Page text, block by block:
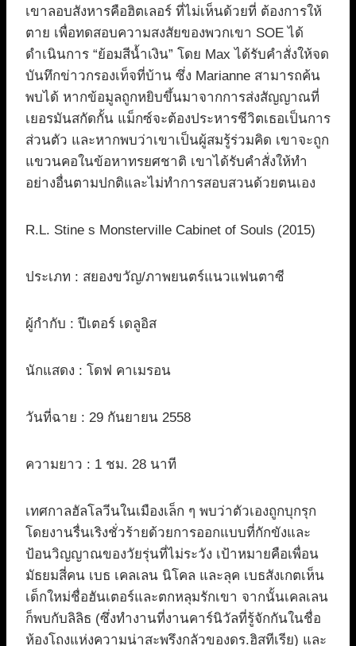
เขาลอบสังหารคือฮิตเลอร์ ที่ไม่เห็นด้วยที่ ต้องการให้
ตาย เพื่อทดสอบความสงสัยของพวกเขา SOE ได้
ดำเนินการ “ย้อมสีน้ำเงิน” โดย Max ได้รับคำสั่งให้จด
บันทึกข่าวกรองเท็จที่บ้าน ซึ่ง Marianne สามารถค้น
พบได้ หากข้อมูลถูกหยิบขึ้นมาจากการส่งสัญญาณที่
เยอรมันสกัดกั้น แม็กซ์จะต้องประหารชีวิตเธอเป็นการ
ส่วนตัว และหากพบว่าเขาเป็นผู้สมรู้ร่วมคิด เขาจะถูก
แขวนคอในข้อหาทรยศชาติ เขาได้รับคำสั่งให้ทำ
อย่างอื่นตามปกติและไม่ทำการสอบสวนด้วยตนเอง
R.L. Stine s Monsterville Cabinet of Souls (2015)
ประเภท : สยองขวัญ/ภาพยนตร์แนวแฟนตาซี
ผู้กำกับ : ปีเตอร์ เดลูอิส
นักแสดง : โดฟ คาเมรอน
วันที่ฉาย : 29 กันยายน 2558
ความยาว : 1 ชม. 28 นาที
เทศกาลฮัลโลวีนในเมืองเล็ก ๆ พบว่าตัวเองถูกบุกรุก
โดยงานรื่นเริงชั่วร้ายด้วยการออกแบบที่กักขังและ
ป้อนวิญญาณของวัยรุ่นที่ไม่ระวัง เป้าหมายคือเพื่อน
มัธยมสี่คน เบธ เคลเลน นิโคล และลุค เบธสังเกตเห็น
เด็กใหม่ชื่อฮันเตอร์และตกหลุมรักเขา จากนั้นเคลเลน
ก็พบกับลิลิธ (ซึ่งทำงานที่งานคาร์นิวัลที่รู้จักกันในชื่อ
ห้องโถงแห่งความน่าสะพรึงกลัวของดร.ฮิสทีเรีย) และ